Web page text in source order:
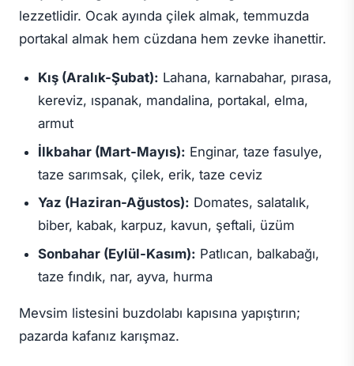
lezzetlidir. Ocak ayında çilek almak, temmuzda
portakal almak hem cüzdana hem zevke ihanettir.
Kış (Aralık-Şubat): Lahana, karnabahar, pırasa,
kereviz, ıspanak, mandalina, portakal, elma,
armut
İlkbahar (Mart-Mayıs): Enginar, taze fasulye,
taze sarımsak, çilek, erik, taze ceviz
Yaz (Haziran-Ağustos): Domates, salatalık,
biber, kabak, karpuz, kavun, şeftali, üzüm
Sonbahar (Eylül-Kasım): Patlıcan, balkabağı,
taze fındık, nar, ayva, hurma
Mevsim listesini buzdolabı kapısına yapıştırın;
pazarda kafanız karışmaz.